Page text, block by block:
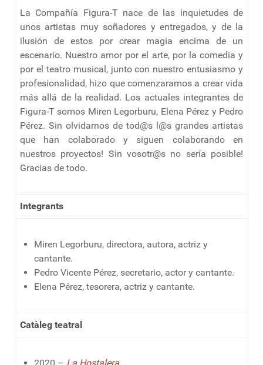
La Compañía Figura-T nace de las inquietudes de
unos artistas muy soñadores y entregados, y de la
ilusión de estos por crear magia encima de un
escenario. Nuestro amor por el arte, por la comedia y
por el teatro musical, junto con nuestro entusiasmo y
profesionalidad, hizo que comenzaramos a crear vida
más allá de la realidad. Los actuales integrantes de
Figura-T somos Miren Legorburu, Elena Pérez y Pedro
Pérez. Sin olvidarnos de tod@s l@s grandes artistas
que han colaborado y siguen colaborando en
nuestros proyectos! Sin vosotr@s no sería posible!
Gracias de todo.
Integrants
Miren Legorburu, directora, autora, actriz y
cantante.
Pedro Vicente Pérez, secretario, actor y cantante.
Elena Pérez, tesorera, actriz y cantante.
Catàleg teatral